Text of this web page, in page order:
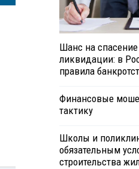
Шанс на
ликвидации: в
правила
Финансовые
тактику
Школы и
обязательным
строительства